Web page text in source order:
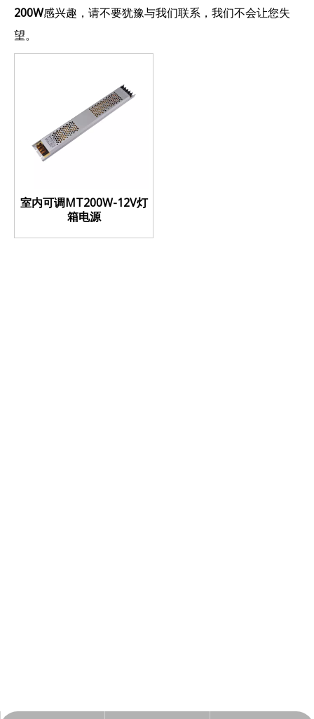
200W感兴趣，请不要犹豫与我们联系，我们不会让您失
望。
室内可调MT200W-12V灯
箱电源